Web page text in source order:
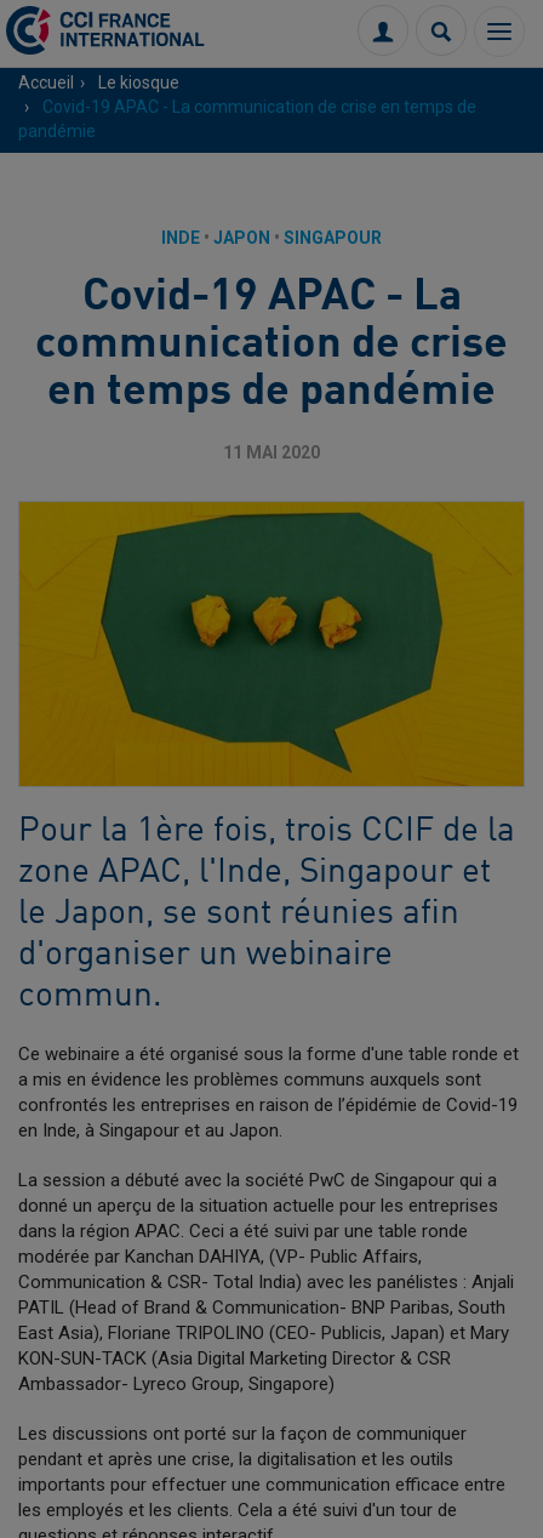
Menu
Connexion
Accueil
Le kiosque
Covid-19 APAC - La communication de crise en temps de
pandémie
INDE • JAPON • SINGAPOUR
Covid-19 APAC - La
communication de crise
en temps de pandémie
11 MAI 2020
Pour la 1ère fois, trois CCIF de la
zone APAC, l'Inde, Singapour et
le Japon, se sont réunies afin
d'organiser un webinaire
commun.
Ce webinaire a été organisé sous la forme d'une table ronde et
a mis en évidence les problèmes communs auxquels sont
confrontés les entreprises en raison de l’épidémie de Covid-19
en Inde, à Singapour et au Japon.
La session a débuté avec la société PwC de Singapour qui a
donné un aperçu de la situation actuelle pour les entreprises
dans la région APAC. Ceci a été suivi par une table ronde
modérée par Kanchan DAHIYA, (VP- Public Affairs,
Communication & CSR- Total India) avec les panélistes : Anjali
PATIL (Head of Brand & Communication- BNP Paribas, South
East Asia), Floriane TRIPOLINO (CEO- Publicis, Japan) et Mary
KON-SUN-TACK (Asia Digital Marketing Director & CSR
Ambassador- Lyreco Group, Singapore)
Les discussions ont porté sur la façon de communiquer
pendant et après une crise, la digitalisation et les outils
importants pour effectuer une communication efficace entre
les employés et les clients. Cela a été suivi d'un tour de